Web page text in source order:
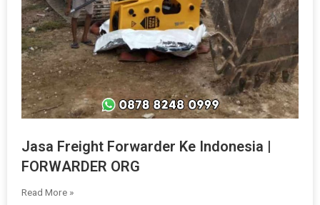
Jasa Freight Forwarder Ke Indonesia |
FORWARDER ORG
Read More »